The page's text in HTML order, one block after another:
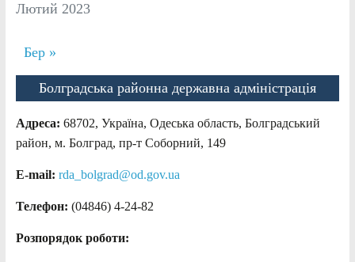
Лютий 2023
Бер »
Болградська районна державна адміністрація
Адреса: 68702, Україна, Одеська область, Болградський
район, м. Болград, пр-т Соборний, 149
E-mail: rda_bolgrad@od.gov.ua
Телефон: (04846) 4-24-82
Розпорядок роботи: